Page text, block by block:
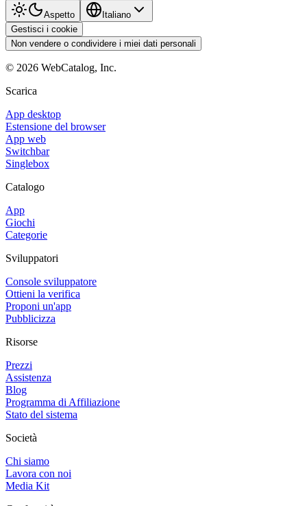
Aspetto
Italiano
Gestisci i cookie
Non vendere o condividere i miei dati personali
© 2026 WebCatalog, Inc.
Scarica
App desktop
Estensione del browser
App web
Switchbar
Singlebox
Catalogo
App
Giochi
Categorie
Sviluppatori
Console sviluppatore
Ottieni la verifica
Proponi un'app
Pubblicizza
Risorse
Prezzi
Assistenza
Blog
Programma di Affiliazione
Stato del sistema
Società
Chi siamo
Lavora con noi
Media Kit